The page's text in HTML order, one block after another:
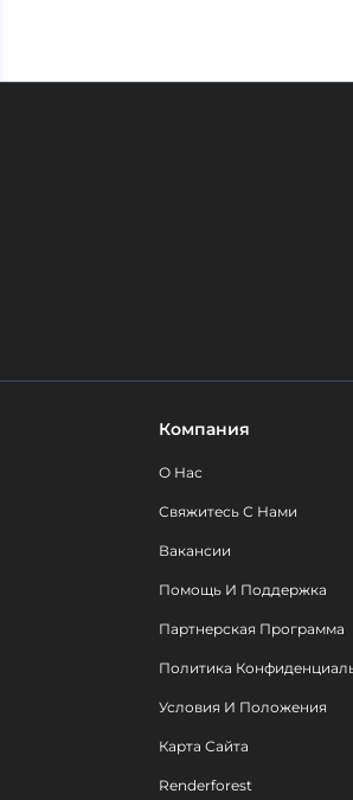
Компания
О Нас
Свяжитесь С Нами
Вакансии
Помощь И Поддержка
Партнерская Программа
Политика
Условия И Положения
Карта Сайта
Renderforest